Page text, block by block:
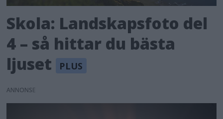
Skola: Landskapsfoto del
4 – så hittar du bästa
ljuset
ANNONS